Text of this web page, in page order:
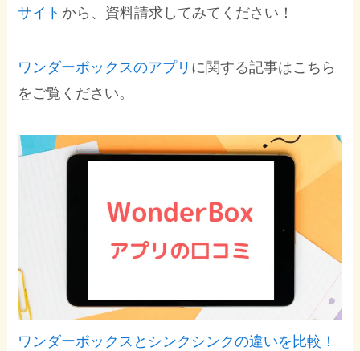
サイト から、資料請求してみてください！
ワンダーボックスのアプリ に関する記事はこちら
をご覧ください。
ワンダーボックスとシンクシンクの違いを比較！